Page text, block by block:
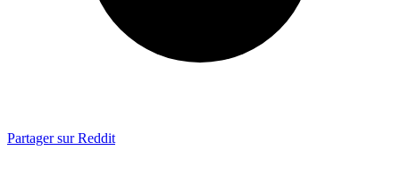
Partager sur Reddit